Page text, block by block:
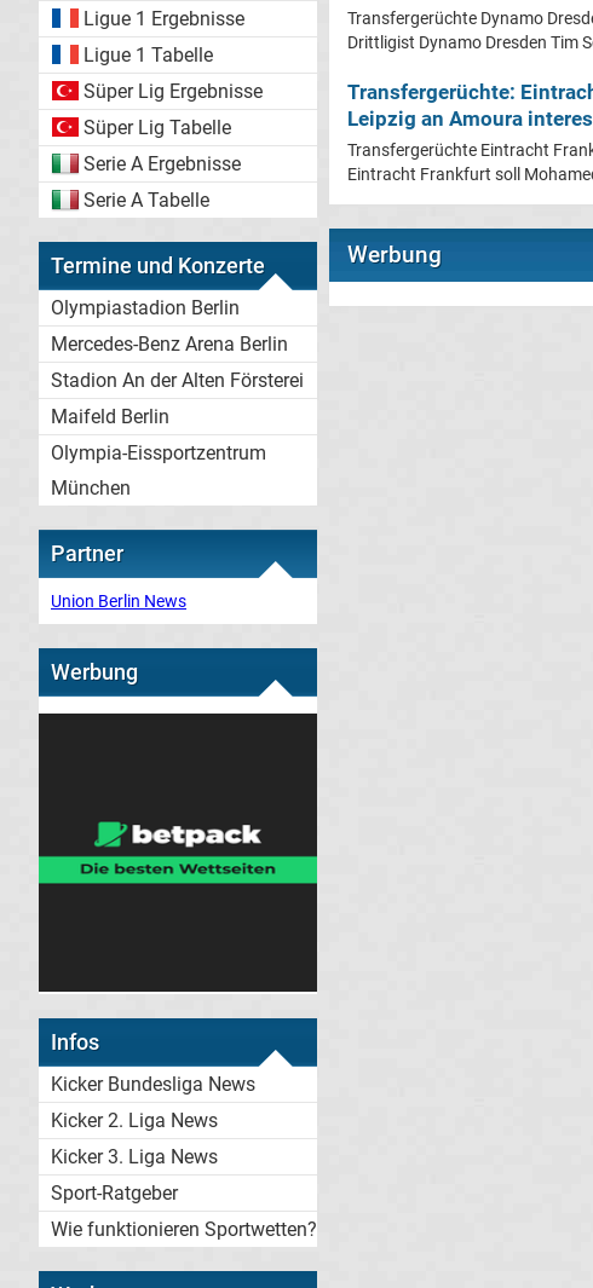
Ligue 1 Ergebnisse
Ligue 1 Tabelle
Süper Lig Ergebnisse
Süper Lig Tabelle
Serie A Ergebnisse
Serie A Tabelle
Termine und Konzerte
Olympiastadion Berlin
Mercedes-Benz Arena Berlin
Stadion An der Alten Försterei
Maifeld Berlin
Olympia-Eissportzentrum
München
Partner
Union Berlin News
Werbung
Infos
Kicker Bundesliga News
Kicker 2. Liga News
Kicker 3. Liga News
Sport-Ratgeber
Wie funktionieren Sportwetten?
Transfergerüchte Dynamo
Drittligist Dynamo Dresden Tim
Transfergerüchte:
Leipzig an Amoura
Transfergerüchte Eintracht
Eintracht Frankfurt soll
Werbung